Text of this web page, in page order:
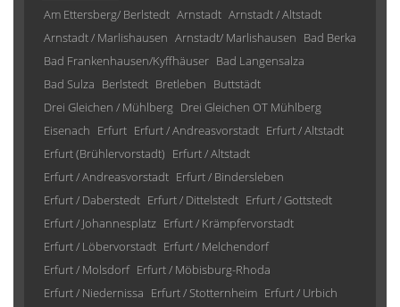
Am Ettersberg/ Berlstedt Arnstadt Arnstadt / Altstadt
Arnstadt / Marlishausen Arnstadt/ Marlishausen Bad Berka
Bad Frankenhausen/Kyffhäuser Bad Langensalza
Bad Sulza Berlstedt Bretleben Buttstädt
Drei Gleichen / Mühlberg Drei Gleichen OT Mühlberg
Eisenach Erfurt Erfurt / Andreasvorstadt Erfurt / Altstadt
Erfurt (Brühlervorstadt) Erfurt / Altstadt
Erfurt / Andreasvorstadt Erfurt / Bindersleben
Erfurt / Daberstedt Erfurt / Dittelstedt Erfurt / Gottstedt
Erfurt / Johannesplatz Erfurt / Krämpfervorstadt
Erfurt / Löbervorstadt Erfurt / Melchendorf
Erfurt / Molsdorf Erfurt / Möbisburg-Rhoda
Erfurt / Niedernissa Erfurt / Stotternheim Erfurt / Urbich